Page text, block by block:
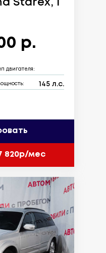
Starex, I
р.
двигателя:
145 л.с.
820р/мес